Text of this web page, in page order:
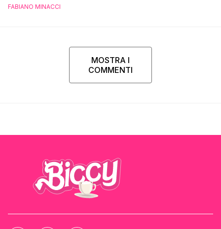
FABIANO MINACCI
MOSTRA I
COMMENTI